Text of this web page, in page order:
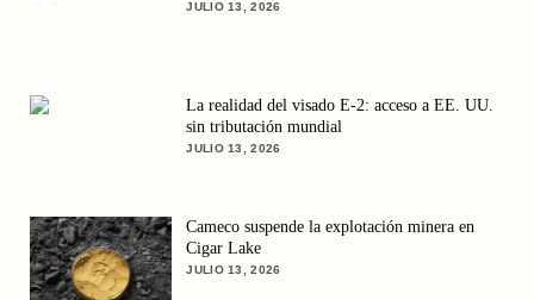
JULIO 13, 2026
La realidad del visado E-2: acceso a EE. UU.
sin tributación mundial
JULIO 13, 2026
Cameco suspende la explotación minera en
Cigar Lake
JULIO 13, 2026